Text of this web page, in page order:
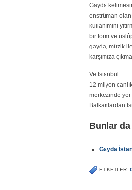
Gayda
enstrüman olan
kullanımını
bir form ve
gayda, müzik
karşımıza
Ve İstanbul…
12 milyon
merkezinde yer
Balkanlardan
Bunlar
Gayda
ETIKETLER: